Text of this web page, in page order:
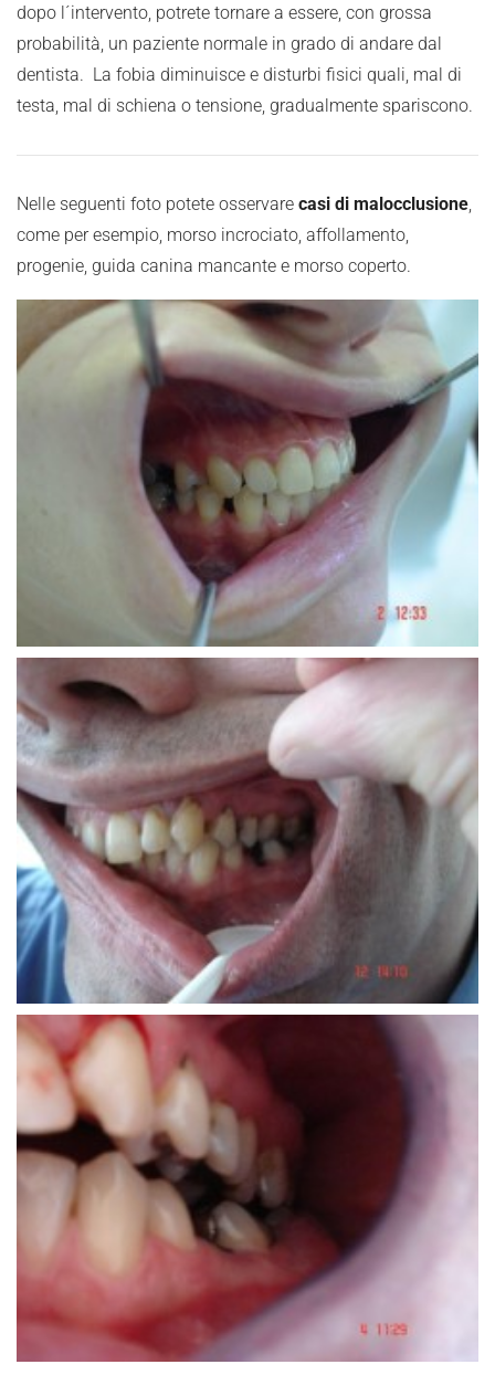
dopo l´intervento, potrete tornare a essere, con grossa
probabilità, un paziente normale in grado di andare dal
dentista. La fobia diminuisce e disturbi fisici quali, mal di
testa, mal di schiena o tensione, gradualmente spariscono.
Nelle seguenti foto potete osservare casi di malocclusione,
come per esempio, morso incrociato, affollamento,
progenie, guida canina mancante e morso coperto.